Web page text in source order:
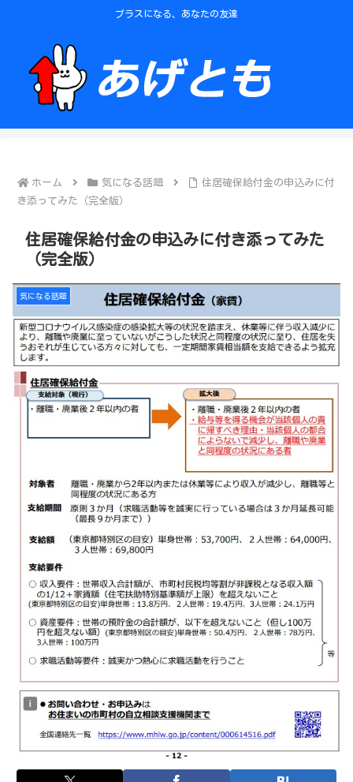
プラスになる、あなたの友達
ホーム 気になる話題
住居確保給付金の申込みに付
き添ってみた（完全版）
住居確保給付金の申込みに付き添ってみた
（完全版）
気になる話題